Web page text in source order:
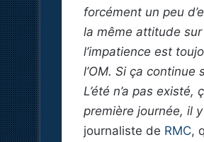
forcément un peu
la même attitude
l’impatience est
l’OM. Si ça
L’été n’a pas
première journée, il
journaliste de RMC,